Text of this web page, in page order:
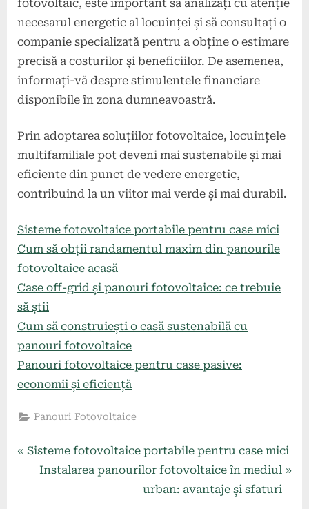
fotovoltaic, este important să analizați cu atenție
necesarul energetic al locuinței și să consultați o
companie specializată pentru a obține o estimare
precisă a costurilor și beneficiilor. De asemenea,
informați-vă despre stimulentele financiare
disponibile în zona dumneavoastră.
Prin adoptarea soluțiilor fotovoltaice, locuințele
multifamiliale pot deveni mai sustenabile și mai
eficiente din punct de vedere energetic,
contribuind la un viitor mai verde și mai durabil.
Sisteme fotovoltaice portabile pentru case mici
Cum să obții randamentul maxim din panourile
fotovoltaice acasă
Case off-grid și panouri fotovoltaice: ce trebuie
să știi
Cum să construiești o casă sustenabilă cu
panouri fotovoltaice
Panouri fotovoltaice pentru case pasive:
economii și eficiență
Panouri Fotovoltaice
Navigare
P
Sisteme fotovoltaice portabile pentru case mici
N
Instalarea panourilor fotovoltaice în mediul
urban: avantaje și sfaturi